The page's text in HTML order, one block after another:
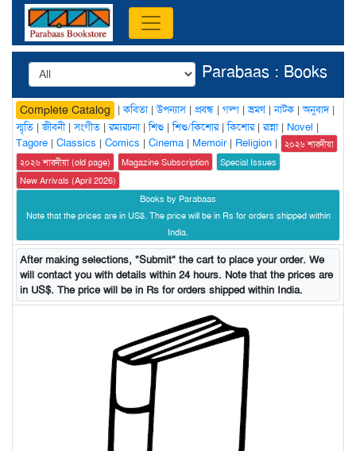
Parabaas : Books
Complete Catalog |কবিতা|উপন্যাস| প্রবন্ধ | গল্প |ভ্রমণ|নাটক |অনুবাদ|
স্মৃতি |জীবনী|সংগীত |রম্যরচনা|শিশু |শিশু/কিশোর|কিশোর|রান্না| Novel |
Tagore | Classics | Comics | Cinema | Memoir| Religion |
২০২৬ শারদীয়া
২০২৬ শারদীয়া (old page)
Magazine Subscription
Special Issues
New Arrivals (April 2026)
Books by Parabaas
Note that the prices are in US$. The price will be in Rs for orders shipped within
India.
After making selections, "Submit" the cart to place your order. We
will contact you with details within 24 hours. Note that the prices are
in US$. The price will be in Rs for orders shipped within India.